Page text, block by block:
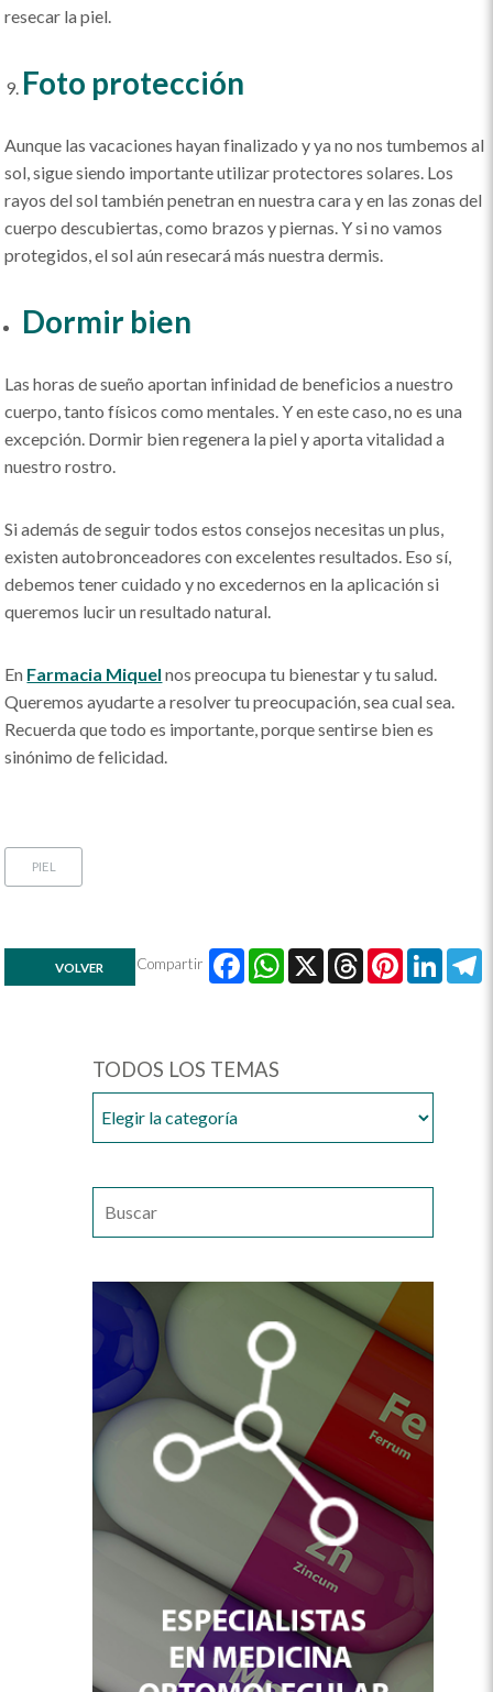
resecar la piel.
Foto protección
Aunque las vacaciones hayan finalizado y ya no nos tumbemos al
sol, sigue siendo importante utilizar protectores solares. Los
rayos del sol también penetran en nuestra cara y en las zonas del
cuerpo descubiertas, como brazos y piernas. Y si no vamos
protegidos, el sol aún resecará más nuestra dermis.
Dormir bien
Las horas de sueño aportan infinidad de beneficios a nuestro
cuerpo, tanto físicos como mentales. Y en este caso, no es una
excepción. Dormir bien regenera la piel y aporta vitalidad a
nuestro rostro.
Si además de seguir todos estos consejos necesitas un plus,
existen autobronceadores con excelentes resultados. Eso sí,
debemos tener cuidado y no excedernos en la aplicación si
queremos lucir un resultado natural.
En Farmacia Miquel nos preocupa tu bienestar y tu salud.
Queremos ayudarte a resolver tu preocupación, sea cual sea.
Recuerda que todo es importante, porque sentirse bien es
sinónimo de felicidad.
PIEL
VOLVER Compartir Facebook
WhatsApp
X Threads
TODOS LOS TEMAS
TODOS
LOS
TEMAS